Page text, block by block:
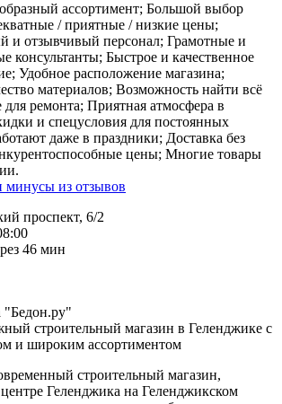
ассортимент; Большой выбор
/ приятные / низкие цены;
и отзывчивый персонал; Грамотные и
консультанты; Быстрое и качественное
Удобное расположение магазина;
материалов; Возможность найти всё
для ремонта; Приятная атмосфера в
и спецусловия для постоянных
даже в праздники; Доставка без
цены; Многие товары
из отзывов
проспект, 6/2
46 мин
"Бедон.ру"
строительный магазин в Геленджике с
и широким ассортиментом
строительный магазин,
Геленджика на Геленджикском